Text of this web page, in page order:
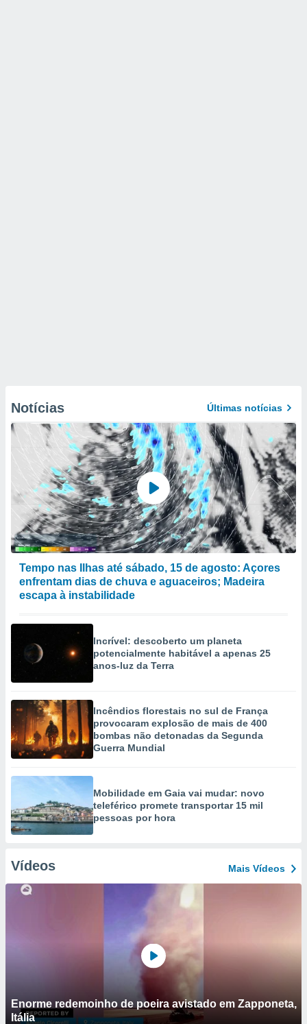
Notícias Últimas notícias
Tempo nas Ilhas até sábado, 15 de agosto: Açores
enfrentam dias de chuva e aguaceiros; Madeira
escapa à instabilidade
Incrível: descoberto um planeta
potencialmente habitável a apenas 25
anos-luz da Terra
Incêndios florestais no sul de França
provocaram explosão de mais de 400
bombas não detonadas da Segunda
Guerra Mundial
Mobilidade em Gaia vai mudar: novo
teleférico promete transportar 15 mil
pessoas por hora
Vídeos Mais Vídeos
Enorme redemoinho de poeira avistado em Zapponeta,
Itália